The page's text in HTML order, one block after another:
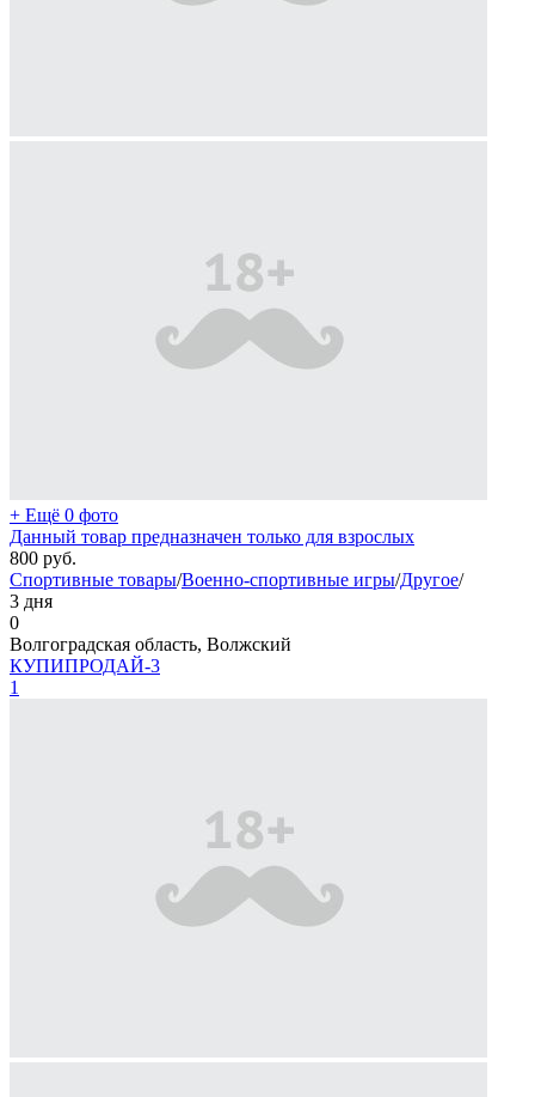
+ Ещё 0 фото
Данный товар предназначен только для взрослых
800 руб.
Спортивные товары/Военно-спортивные игры/Другое/
3 дня
0
Волгоградская область, Волжский
КУПИПРОДАЙ-3
1